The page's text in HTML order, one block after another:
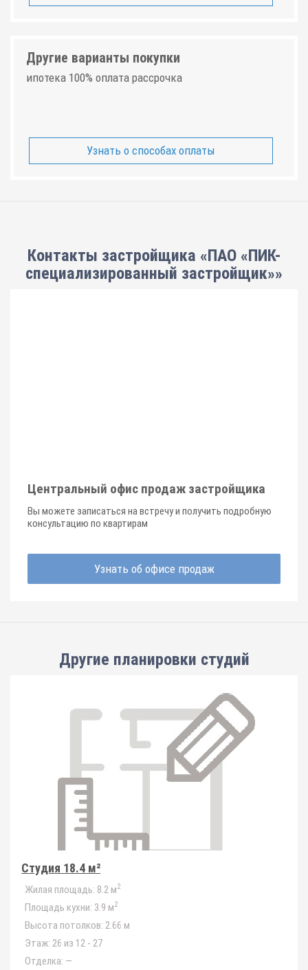
Другие варианты покупки
ипотека 100% оплата рассрочка
Узнать о способах оплаты
Контакты застройщика «ПАО «ПИК-
специализированный застройщик»»
Центральный офис продаж застройщика
Вы можете записаться на встречу и получить подробную
консультацию по квартирам
Узнать об офисе продаж
Другие планировки студий
Студия 18.4 м²
Жилая площадь: 8.2 м2
Площадь кухни: 3.9 м2
Высота потолков: 2.66 м
Этаж: 26 из 12 - 27
Отделка: —